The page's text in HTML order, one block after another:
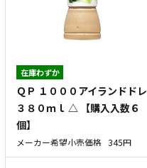
在庫わずか
ＱＰ １０００アイランドドレ
３８０ｍｌ △ 【購入入数６
個】
メーカー希望小売価格 345円